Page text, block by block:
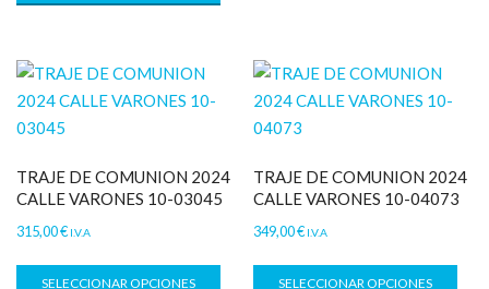
TRAJE DE COMUNION 2024
CALLE VARONES 10-03045
315,00€ I.V.A
SELECCIONAR OPCIONES
TRAJE DE COMUNION 2024
CALLE VARONES 10-04073
349,00€ I.V.A
SELECCIONAR OPCIONES